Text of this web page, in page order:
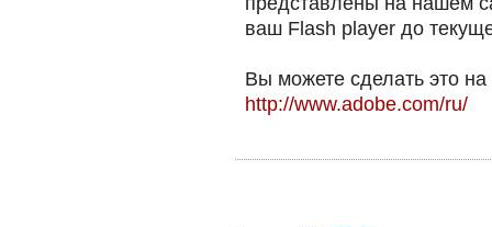
ваш Flash player до
Вы можете сделать это
http://www.adobe.com/ru/